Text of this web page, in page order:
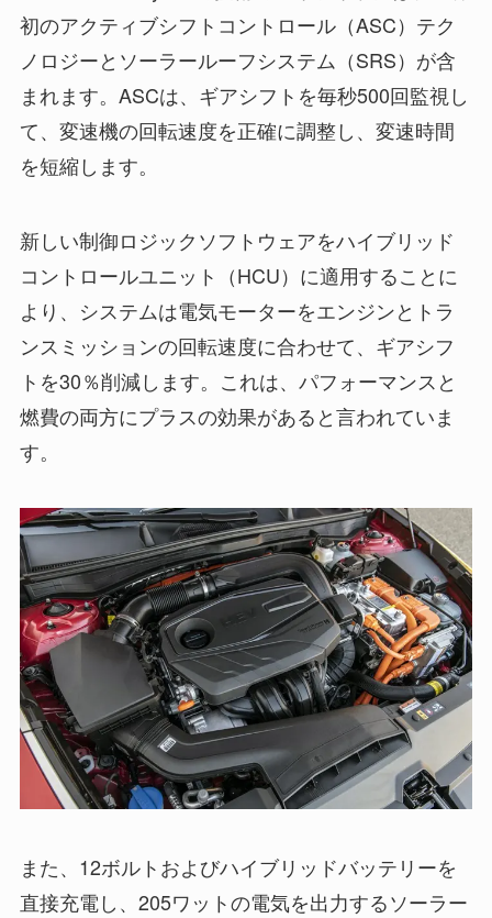
初のアクティブシフトコントロール（ASC）テク
ノロジーとソーラールーフシステム（SRS）が含
まれます。ASCは、ギアシフトを毎秒500回監視し
て、変速機の回転速度を正確に調整し、変速時間
を短縮します。
新しい制御ロジックソフトウェアをハイブリッド
コントロールユニット（HCU）に適用することに
より、システムは電気モーターをエンジンとトラ
ンスミッションの回転速度に合わせて、ギアシフ
トを30％削減します。これは、パフォーマンスと
燃費の両方にプラスの効果があると言われていま
す。
また、12ボルトおよびハイブリッドバッテリーを
直接充電し、205ワットの電気を出力するソーラー